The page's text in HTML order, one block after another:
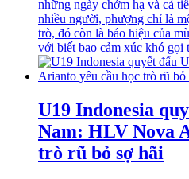
những ngày chớm hạ và cả
nhiều người, phượng chỉ là
trò, đó còn là báo hiệu của
với biết bao cảm xúc khó gọi
U19 Indonesia
Nam: HLV Nova
trò rũ bỏ sợ hãi